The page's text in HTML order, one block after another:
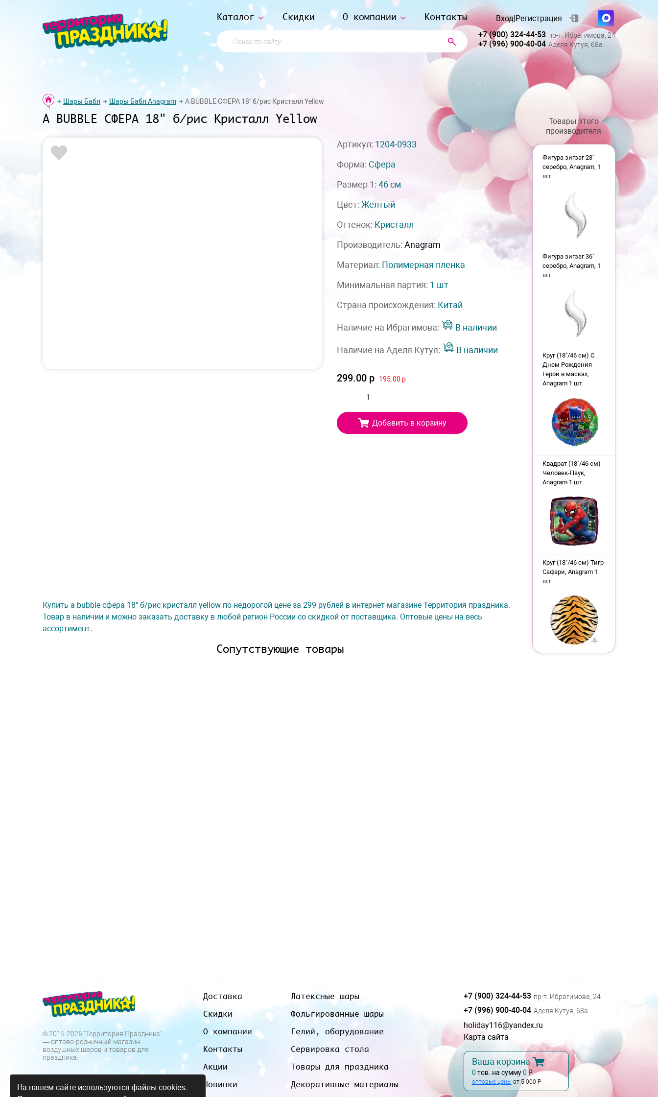
Каталог Скидки О компании Контакты
Поиск по сайту
Вход|Регистрация
+7 (900) 324-44-53 пр-т. Ибрагимова, 24
+7 (996) 900-40-04 Аделя Кутуя, 68а
Шары Бабл Шары Бабл Anagram А BUBBLE СФЕРА 18" б/рис Кристалл Yellow
А BUBBLE СФЕРА 18" б/рис Кристалл Yellow
Артикул: 1204-0933
Форма: Сфера
Размер 1: 46 см
Цвет: Желтый
Оттенок: Кристалл
Производитель: Anagram
Материал: Полимерная пленка
Минимальная партия: 1 шт
Страна происхождения: Китай
Наличие на Ибрагимова: В наличии
Наличие на Аделя Кутуя: В наличии
299.00 р 195.00 р
Добавить в корзину
Купить а bubble сфера 18" б/рис кристалл yellow по недорогой цене за 299 рублей в интернет-магазине Территория праздника.
Товар в наличии и можно заказать доставку в любой регион России со скидкой от поставщика. Оптовые цены на весь
ассортимент.
Сопутствующие товары
Товары этого
производителя
Фигура зигзаг 28"
серебро, Anagram, 1
шт
Фигура зигзаг 36"
серебро, Anagram, 1
шт
Круг (18"/46 см) С
Днем Рождения
Герои в масках,
Anagram 1 шт.
Квадрат (18"/46 см)
Человек-Паук,
Anagram 1 шт.
Круг (18"/46 см) Тигр
Сафари, Anagram 1
шт.
© 2015-2026 "Территория Праздника"
— оптово-розничный магазин
воздушных шаров и товаров для
праздника.
Доставка
Скидки
О компании
Контакты
Акции
Новинки
Латексные шары
Фольгированные шары
Гелий, оборудование
Сервировка стола
Товары для праздника
Декоративные материалы
+7 (900) 324-44-53 пр-т. Ибрагимова, 24
+7 (996) 900-40-04 Аделя Кутуя, 68а
holiday116@yandex.ru
Карта сайта
Ваша корзина
0 тов. на сумму0 Р
оптовые цены от 5 000 Р
На нашем сайте используются файлы cookies.